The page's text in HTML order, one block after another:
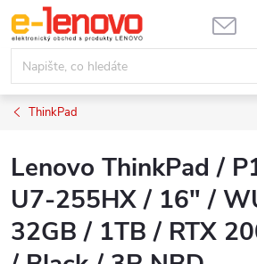
Přejít
na
obsah
ThinkPad
Lenovo ThinkPad /
U7-255HX / 16" /
32GB / 1TB / RTX